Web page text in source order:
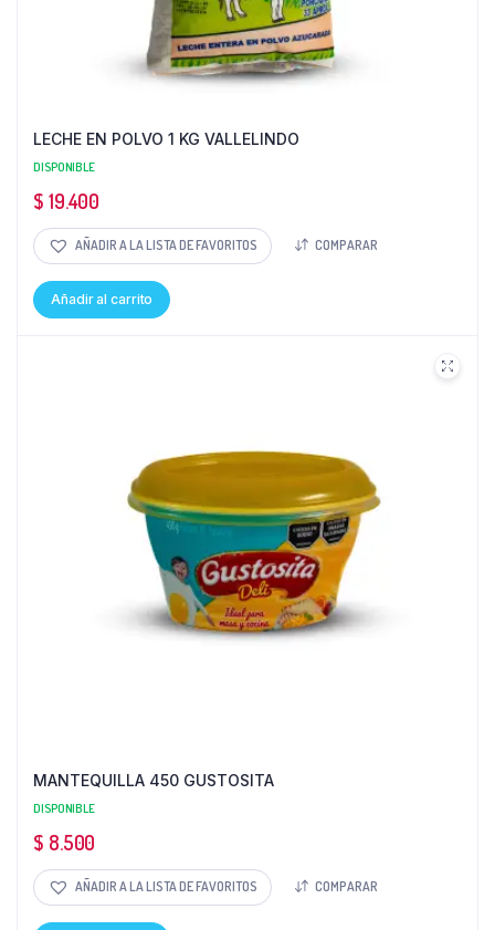
LECHE EN POLVO 1 KG VALLELINDO
DISPONIBLE
$ 19.400
AÑADIR A LA LISTA DE FAVORITOS COMPARAR
Añadir al carrito
MANTEQUILLA 450 GUSTOSITA
DISPONIBLE
$ 8.500
AÑADIR A LA LISTA DE FAVORITOS COMPARAR